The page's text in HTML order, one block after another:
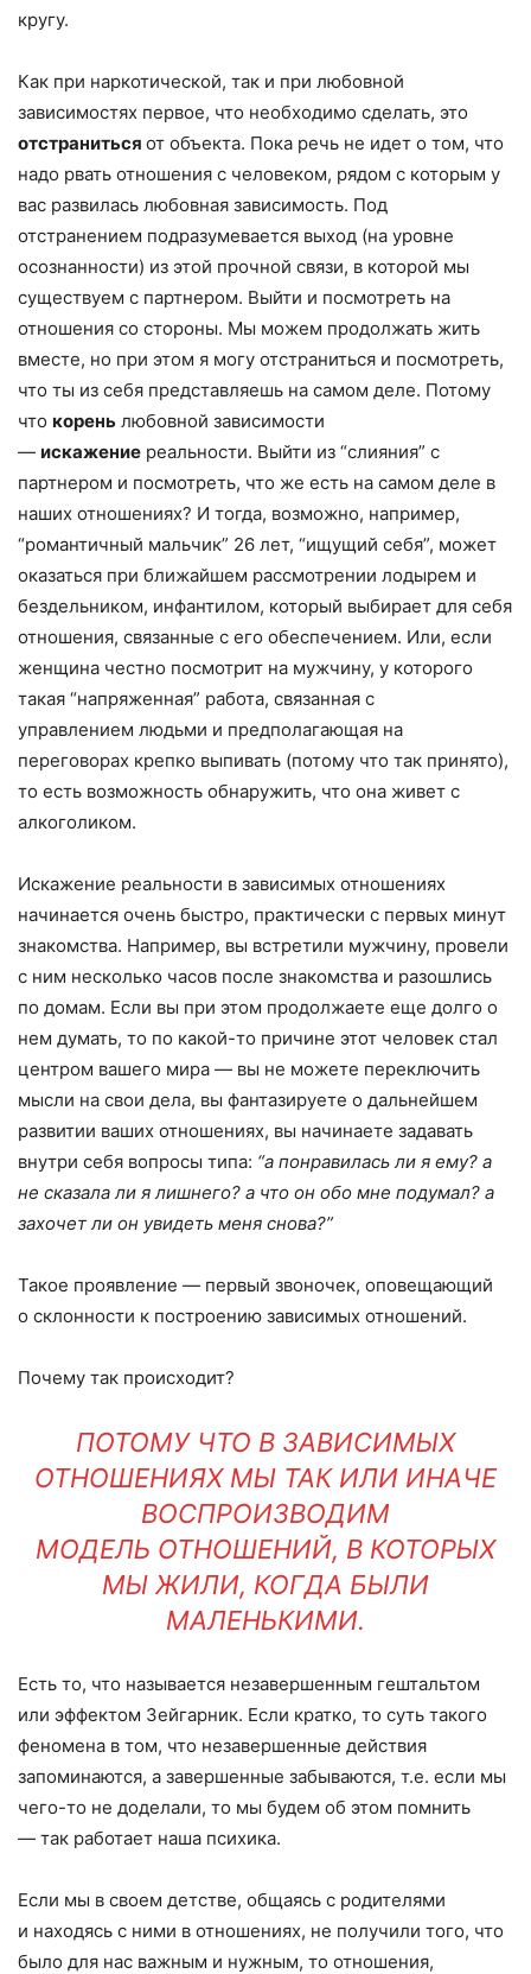
кругу.
Как при наркотической, так и при любовной
зависимостях первое, что необходимо сделать, это
отстраниться от объекта. Пока речь не идет о том, что
надо рвать отношения с человеком, рядом с которым у
вас развилась любовная зависимость. Под
отстранением подразумевается выход (на уровне
осознанности) из этой прочной связи, в которой мы
существуем с партнером. Выйти и посмотреть на
отношения со стороны. Мы можем продолжать жить
вместе, но при этом я могу отстраниться и посмотреть,
что ты из себя представляешь на самом деле. Потому
что корень любовной зависимости
— искажение реальности. Выйти из “слияния” с
партнером и посмотреть, что же есть на самом деле в
наших отношениях? И тогда, возможно, например,
“романтичный мальчик” 26 лет, “ищущий себя”, может
оказаться при ближайшем рассмотрении лодырем и
бездельником, инфантилом, который выбирает для себя
отношения, связанные с его обеспечением. Или, если
женщина честно посмотрит на мужчину, у которого
такая “напряженная” работа, связанная с
управлением людьми и предполагающая на
переговорах крепко выпивать (потому что так принято),
то есть возможность обнаружить, что она живет с
алкоголиком.
Искажение реальности в зависимых отношениях
начинается очень быстро, практически с первых минут
знакомства. Например, вы встретили мужчину, провели
с ним несколько часов после знакомства и разошлись
по домам. Если вы при этом продолжаете еще долго о
нем думать, то по какой-то причине этот человек стал
центром вашего мира — вы не можете переключить
мысли на свои дела, вы фантазируете о дальнейшем
развитии ваших отношениях, вы начинаете задавать
внутри себя вопросы типа: “а понравилась ли я ему? а
не сказала ли я лишнего? а что он обо мне подумал? а
захочет ли он увидеть меня снова?”
Такое проявление — первый звоночек, оповещающий
о склонности к построению зависимых отношений.
Почему так происходит?
ПОТОМУ ЧТО В ЗАВИСИМЫХ
ОТНОШЕНИЯХ МЫ ТАК ИЛИ ИНАЧЕ
ВОСПРОИЗВОДИМ
МОДЕЛЬ ОТНОШЕНИЙ, В КОТОРЫХ
МЫ ЖИЛИ, КОГДА БЫЛИ
МАЛЕНЬКИМИ.
Есть то, что называется незавершенным гештальтом
или эффектом Зейгарник. Если кратко, то суть такого
феномена в том, что незавершенные действия
запоминаются, а завершенные забываются, т.е. если мы
чего-то не доделали, то мы будем об этом помнить
— так работает наша психика.
Если мы в своем детстве, общаясь с родителями
и находясь с ними в отношениях, не получили того, что
было для нас важным и нужным, то отношения,